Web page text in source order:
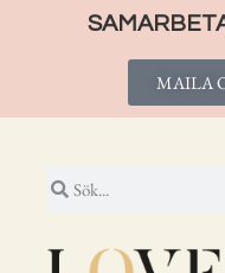
MAILA